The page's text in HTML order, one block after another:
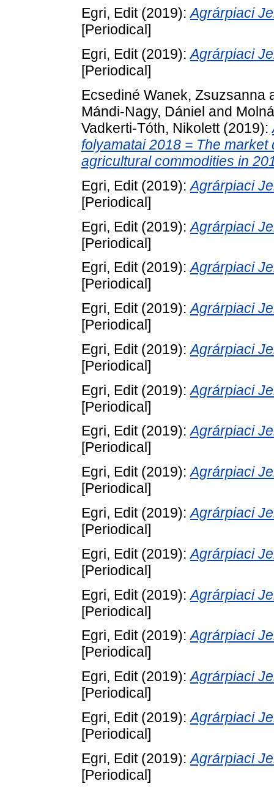
Egri, Edit(2019):Agrárpiaci
[Periodical]
Egri, Edit(2019):Agrárpiaci
[Periodical]
Ecsediné Wanek, Zsuzsanna
Mándi-Nagy, Dániel and
Vadkerti-Tóth, Nikolett(2019):
folyamatai 2018 = The
agricultural commodities in
Egri, Edit(2019):Agrárpiaci
[Periodical]
Egri, Edit(2019):Agrárpiaci
[Periodical]
Egri, Edit(2019):Agrárpiaci
[Periodical]
Egri, Edit(2019):Agrárpiaci
[Periodical]
Egri, Edit(2019):Agrárpiaci
[Periodical]
Egri, Edit(2019):Agrárpiaci
[Periodical]
Egri, Edit(2019):Agrárpiaci
[Periodical]
Egri, Edit(2019):Agrárpiaci
[Periodical]
Egri, Edit(2019):Agrárpiaci
[Periodical]
Egri, Edit(2019):Agrárpiaci
[Periodical]
Egri, Edit(2019):Agrárpiaci
[Periodical]
Egri, Edit(2019):Agrárpiaci
[Periodical]
Egri, Edit(2019):Agrárpiaci
[Periodical]
Egri, Edit(2019):Agrárpiaci
[Periodical]
Egri, Edit(2019):Agrárpiaci
[Periodical]